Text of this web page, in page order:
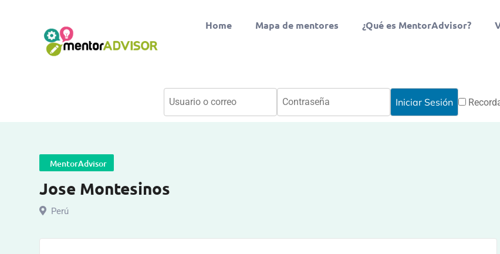
Home Mapa de mentores ¿Qué es MentorAdvisor?
MentorAdvisor
Jose Montesinos
Perú